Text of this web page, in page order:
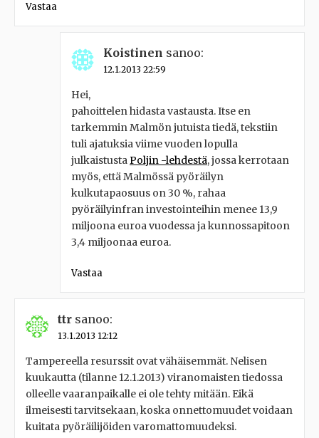
Vastaa
Koistinen sanoo:
12.1.2013 22:59
Hei,
pahoittelen hidasta vastausta. Itse en
tarkemmin Malmön jutuista tiedä, tekstiin
tuli ajatuksia viime vuoden lopulla
julkaistustaPoljin -lehdestä, jossa kerrotaan
myös, että Malmössä pyöräilyn
kulkutapaosuus on 30 %, rahaa
pyöräilyinfran investointeihin menee 13,9
miljoona euroa vuodessa ja kunnossapitoon
3,4 miljoonaa euroa.
Vastaa
ttr sanoo:
13.1.2013 12:12
Tampereella resurssit ovat vähäisemmät. Nelisen
kuukautta (tilanne 12.1.2013) viranomaisten tiedossa
olleelle vaaranpaikalle ei ole tehty mitään. Eikä
ilmeisesti tarvitsekaan, koska onnettomuudet voidaan
kuitata pyöräilijöiden varomattomuudeksi.